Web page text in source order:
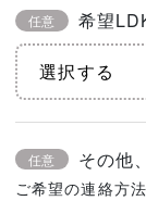
任意 希望
任意 その他
ご希望の連絡方